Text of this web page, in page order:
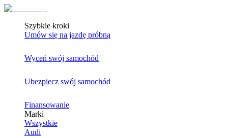
Szybkie kroki
Umów się na jazdę próbną
Wyceń swój samochód
Ubezpiecz swój samochód
Finansowanie
Marki
Wszystkie
Audi